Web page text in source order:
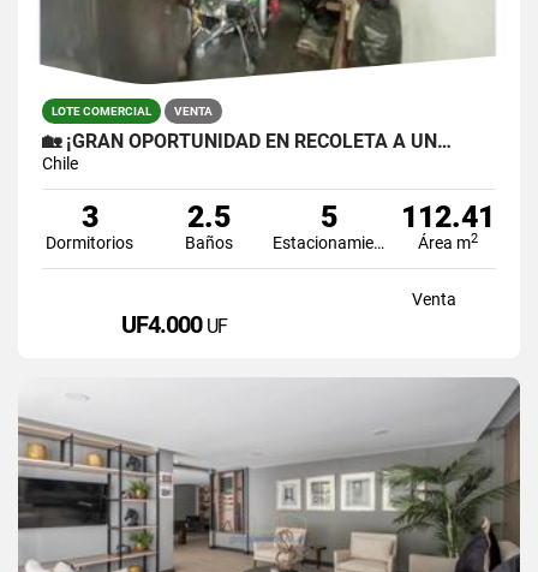
LOTE COMERCIAL VENTA
🏡 ¡GRAN OPORTUNIDAD EN RECOLETA A UN…
Chile
3
Dormitorios
2.5
Baños
5
Estacionamiento
112.41
Área m2
Venta
UF4.000 UF